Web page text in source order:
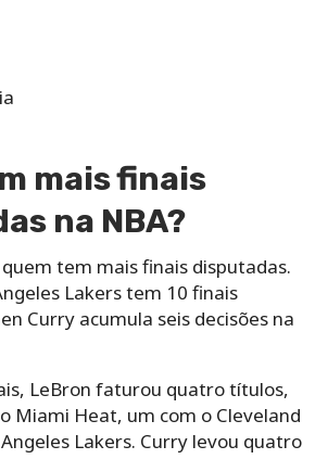
mais finais
na NBA?
quem tem mais finais disputadas.
Lakers tem 10 finais
Curry acumula seis decisões na
LeBron faturou quatro títulos,
Miami Heat, um com o Cleveland
Lakers. Curry levou quatro